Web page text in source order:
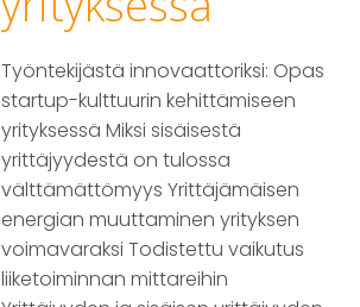
Työntekijästä innovaattoriksi: Opas
startup-kulttuurin kehittämiseen
yrityksessä Miksi sisäisestä
yrittäjyydestä on tulossa
välttämättömyys Yrittäjämäisen
energian muuttaminen yrityksen
voimavaraksi Todistettu vaikutus
liiketoiminnan mittareihin